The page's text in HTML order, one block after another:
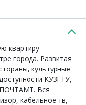
квартиру
города. Развитая
культурные
КУЗГТУ,
Вся
кабельное тв,